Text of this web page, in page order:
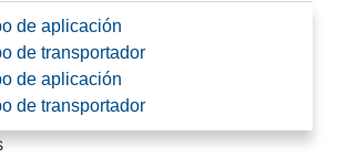
de aplicación
de transportador
de aplicación
de transportador